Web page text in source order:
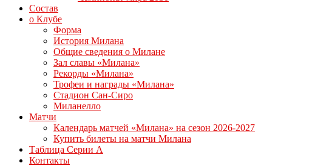
Состав
о Клубе
Форма
История Милана
Общие сведения о Милане
Зал славы «Милана»
Рекорды «Милана»
Трофеи и награды «Милана»
Стадион Сан-Сиро
Миланелло
Матчи
Календарь матчей «Милана» на сезон 2026-2027
Купить билеты на матчи Милана
Таблица Серии А
Контакты